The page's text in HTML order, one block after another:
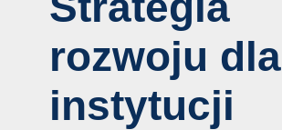
rozwoju dla
instytucji